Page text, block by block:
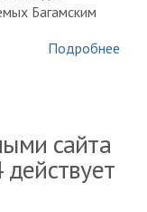
Багамским
Подробнее
сайта